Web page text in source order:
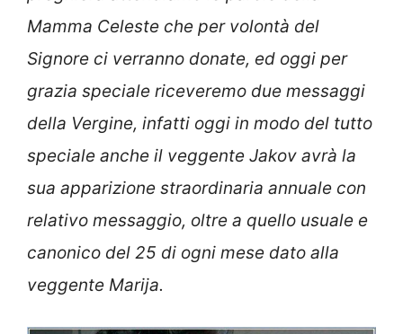
Mamma Celeste che per volontà del
Signore ci verranno donate, ed oggi per
grazia speciale riceveremo due messaggi
della Vergine, infatti oggi in modo del tutto
speciale anche il veggente Jakov avrà la
sua apparizione straordinaria annuale con
relativo messaggio, oltre a quello usuale e
canonico del 25 di ogni mese dato alla
veggente Marija.